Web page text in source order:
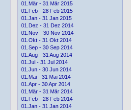
01.Mär - 31 Mär 2015
01.Feb - 28 Feb 2015
01.Jan - 31 Jan 2015
01.Dez - 31 Dez 2014
01.Nov - 30 Nov 2014
01.Okt - 31 Okt 2014
01.Sep - 30 Sep 2014
01.Aug - 31 Aug 2014
01.Jul - 31 Jul 2014
01.Jun - 30 Jun 2014
01.Mai - 31 Mai 2014
01.Apr - 30 Apr 2014
01.Mär - 31 Mär 2014
01.Feb - 28 Feb 2014
01.Jan - 31 Jan 2014